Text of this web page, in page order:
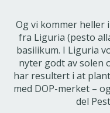
Og vi kommer heller
fra Liguria (pesto
basilikum. I Liguria
nyter godt av solen
har resultert i at
med DOP-merket –
del